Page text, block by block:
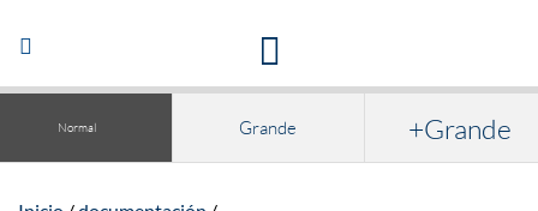
Abrir/Cerrar
navegación
Normal Grande +Grande